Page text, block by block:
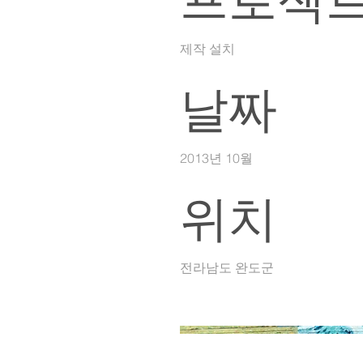
제작 설치
날짜
2013년 10월
위치
전라남도 완도군